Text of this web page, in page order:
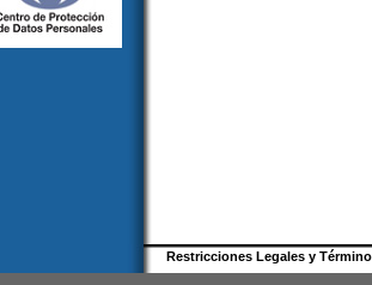
Restricciones Legales y